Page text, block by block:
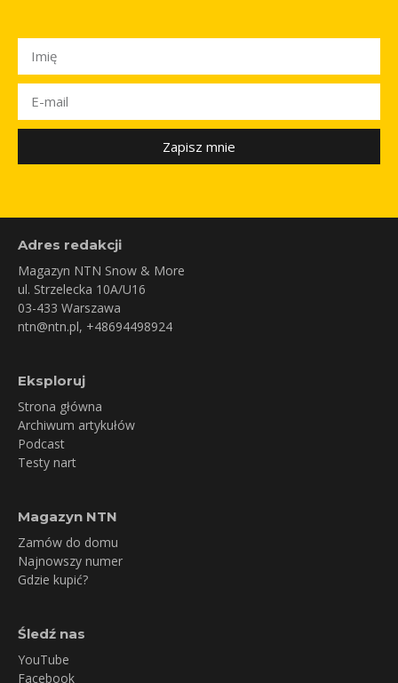
Zapisz mnie
Adres redakcji
Magazyn NTN Snow & More
ul. Strzelecka 10A/U16
03-433 Warszawa
ntn@ntn.pl, +48694498924
Eksploruj
Strona główna
Archiwum artykułów
Podcast
Testy nart
Magazyn NTN
Zamów do domu
Najnowszy numer
Gdzie kupić?
Śledź nas
YouTube
Facebook